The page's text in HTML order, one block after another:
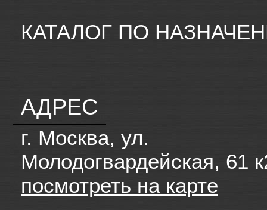
КАТАЛОГ ПО
АДРЕС
г. Москва, ул.
Молодогвардейская, 61
посмотреть на карте